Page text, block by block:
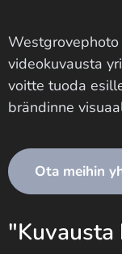
videokuvausta
voitte tuoda
brändinne
Ota meihin